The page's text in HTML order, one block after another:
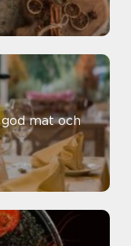
mat och